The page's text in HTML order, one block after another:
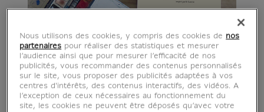
Nous utilisons des cookies, y compris des cookies de nos
partenaires pour réaliser des statistiques et mesurer
l’audience ainsi que pour mesurer l’efficacité de nos
publicités, vous recommander des contenus personnalisés
sur le site, vous proposer des publicités adaptées à vos
centres d'intérêts, des contenus interactifs, des vidéos. A
l’exception de ceux nécessaires au fonctionnement du
site, les cookies ne peuvent être déposés qu’avec votre